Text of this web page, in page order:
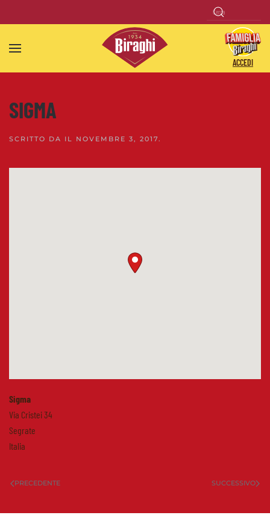
Skip to main content
ACCEDI
SIGMA
SCRITTO DA IL NOVEMBRE 3, 2017.
Sigma
Via Cristei 34
Segrate
Italia
PRECEDENTE SUCCESSIVO